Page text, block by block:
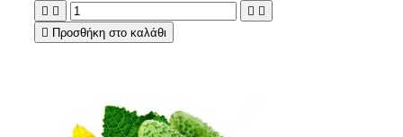
   
 Προσθήκη στο καλάθι